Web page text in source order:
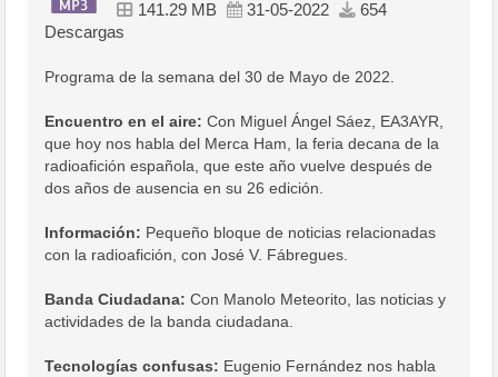
141.29 MB 31-05-2022
654
Descargas
Programa de la semana del 30 de Mayo de 2022.
Encuentro en el aire: Con Miguel Ángel Sáez, EA3AYR,
que hoy nos habla del Merca Ham, la feria decana de la
radioafición española, que este año vuelve después de
dos años de ausencia en su 26 edición.
Información: Pequeño bloque de noticias relacionadas
con la radioafición, con José V. Fábregues.
Banda Ciudadana: Con Manolo Meteorito, las noticias y
actividades de la banda ciudadana.
Tecnologías confusas: Eugenio Fernández nos habla